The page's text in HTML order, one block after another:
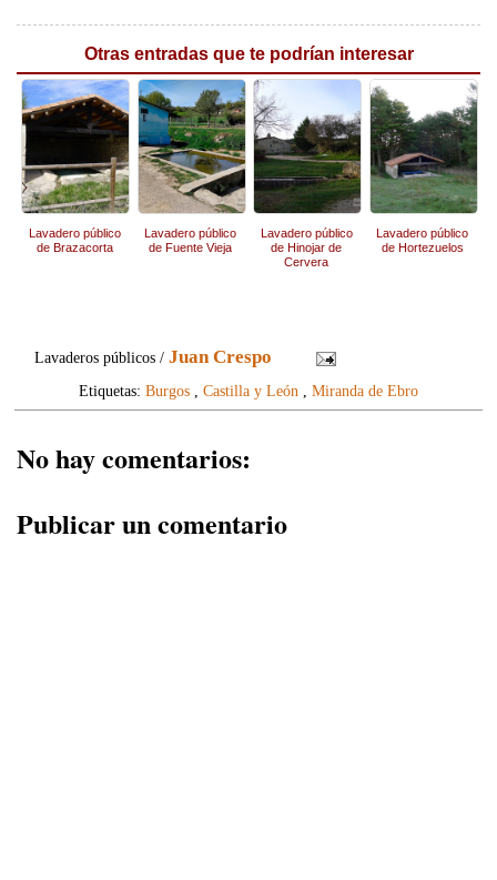
Otras entradas que te podrían interesar
Lavadero público
de Brazacorta
Lavadero público
de Fuente Vieja
Lavadero público
de Hinojar de
Cervera
Lavadero público
de Hortezuelos
Lavaderos públicos /Juan Crespo
Etiquetas: Burgos Castilla y León Miranda de Ebro
No hay comentarios:
Publicar un comentario